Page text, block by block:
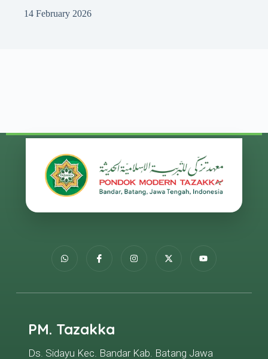
14 February 2026
PM. Tazakka
Ds. Sidayu Kec. Bandar Kab. Batang Jawa